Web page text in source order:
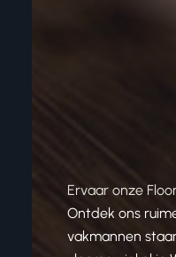
Ervaar onze
Ontdek ons
vakmannen